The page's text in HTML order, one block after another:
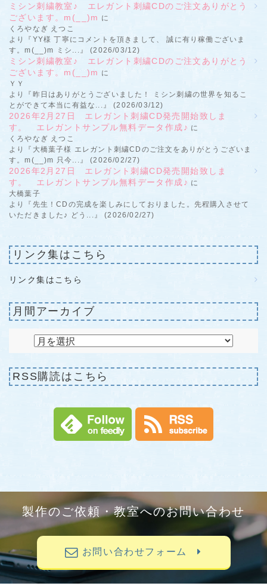
ミシン刺繍教室♪ エレガント刺繍CDのご注文ありがとう
ございます。m(__)m に
くろやなぎ えつこ
より『YY様 丁寧にコメントを頂きまして、 誠に有り稼働ございま
す。m(__)m ミシ...』 (2026/03/12)
ミシン刺繍教室♪ エレガント刺繍CDのご注文ありがとう
ございます。m(__)m に
ＹＹ
より『昨日はありがとうございました！ ミシン刺繍の世界を知るこ
とができて本当に有益な...』 (2026/03/12)
2026年2月27日 エレガント刺繍CD発売開始致しま
す。 エレガントサンプル無料データ作成♪ に
くろやなぎ えつこ
より『大橋葉子様 エレガント刺繍CDのご注文をありがとうございま
す。m(__)m 只今...』 (2026/02/27)
2026年2月27日 エレガント刺繍CD発売開始致しま
す。 エレガントサンプル無料データ作成♪ に
大橋葉子
より『先生！CDの完成を楽しみにしておりました。先程購入させて
いただきました♪ どう...』 (2026/02/27)
リンク集はこちら
リンク集はこちら
月間アーカイブ
RSS購読はこちら
製作のご依頼・教室へのお問い合わせ
お問い合わせフォーム